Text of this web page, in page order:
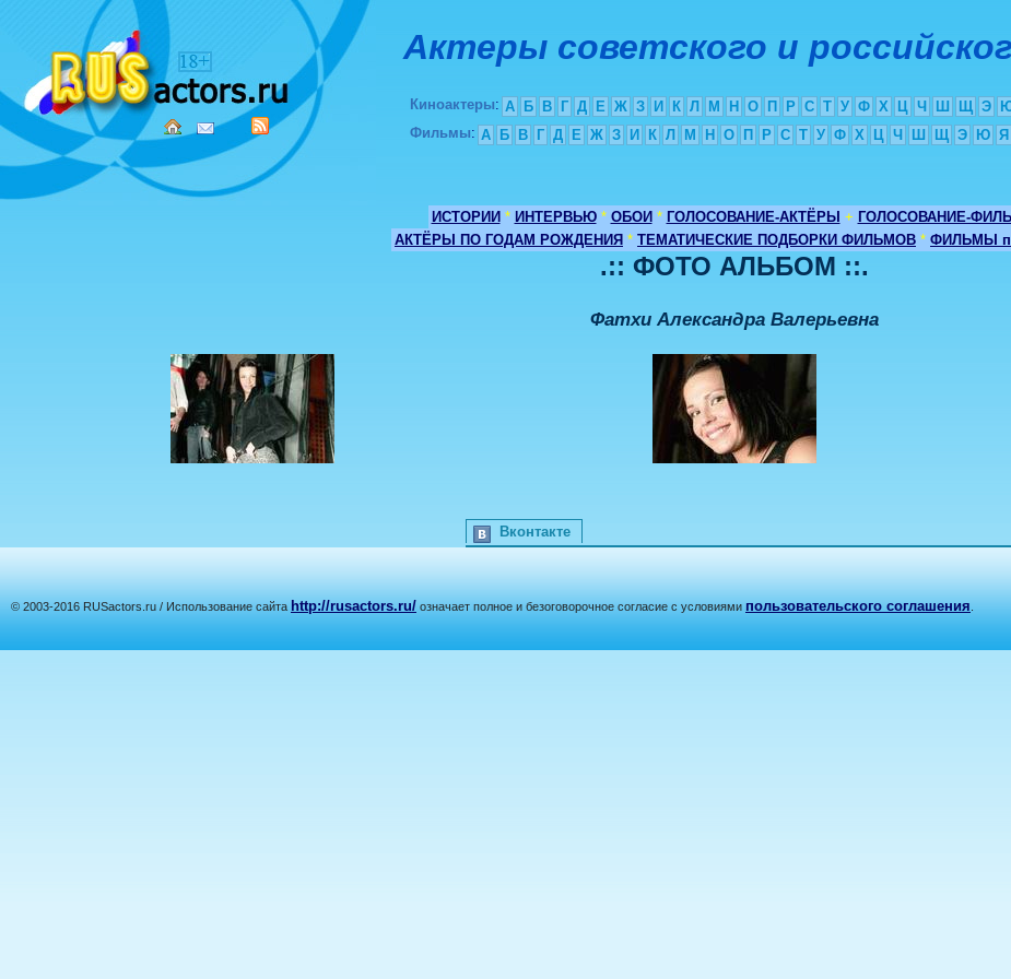
Актеры советского и
Киноактеры: А Б В Г Д Е Ж З И К Л М Н О П Р С Т У Ф Х Ц Ч Ш Щ Э
Фильмы: А Б В Г Д Е Ж З И К Л М Н О П Р С Т У Ф Х Ц Ч Ш Щ Э Ю Я
ИСТОРИИ * ИНТЕРВЬЮ * ОБОИ * ГОЛОСОВАНИЕ-АКТЁРЫ + ГОЛОСОВАНИЕ-
АКТЁРЫ ПО ГОДАМ РОЖДЕНИЯ * ТЕМАТИЧЕСКИЕ ПОДБОРКИ ФИЛЬМОВ * ФИЛЬМЫ
.:: ФОТО АЛЬБОМ ::.
Фатхи Александра Валерьевна
Вконтакте
© 2003-2016 RUSactors.ru / Использование сайта http://rusactors.ru/ означает полное и безоговорочное согласие с условиями пользовательского соглашения